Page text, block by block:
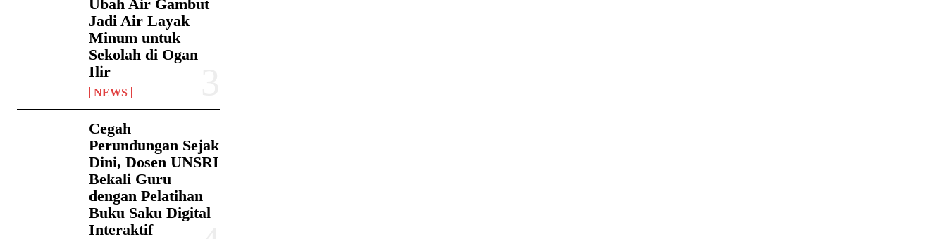
Ubah Air Gambut
Jadi Air Layak
Minum untuk
Sekolah di Ogan
Ilir
NEWS
Cegah
Perundungan Sejak
Dini, Dosen UNSRI
Bekali Guru
dengan Pelatihan
Buku Saku Digital
Interaktif